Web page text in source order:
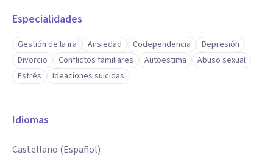
Especialidades
Gestión de la ira Ansiedad Codependencia
Depresión
Divorcio
Conflictos familiares Autoestima
Abuso sexual
Estrés
Ideaciones suicidas
Idiomas
Castellano (Español)